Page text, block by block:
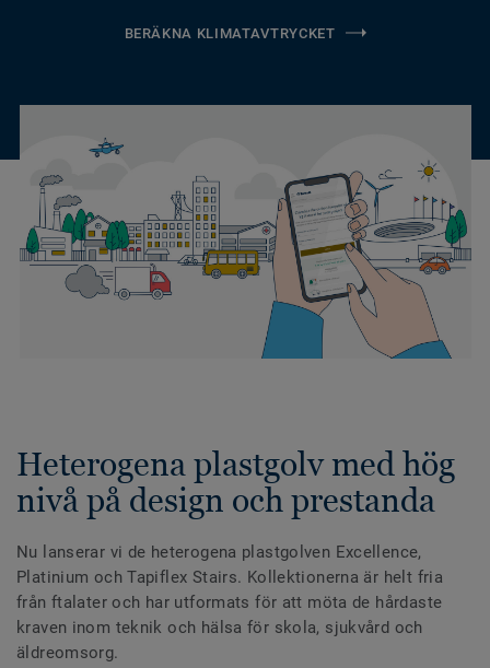
BERÄKNA KLIMATAVTRYCKET
Heterogena plastgolv med hög
nivå på design och prestanda
Nu lanserar vi de heterogena plastgolven Excellence,
Platinium och Tapiflex Stairs. Kollektionerna är helt fria
från ftalater och har utformats för att möta de hårdaste
kraven inom teknik och hälsa för skola, sjukvård och
äldreomsorg.